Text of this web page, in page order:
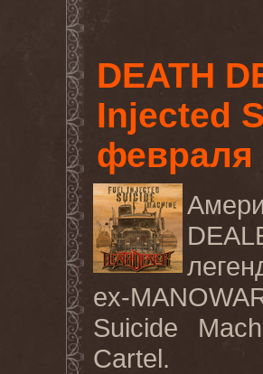
DEATH
Injected
февраля
ex-
Suicide
Cartel.